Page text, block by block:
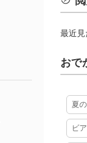
最近見
おで
夏
ビ